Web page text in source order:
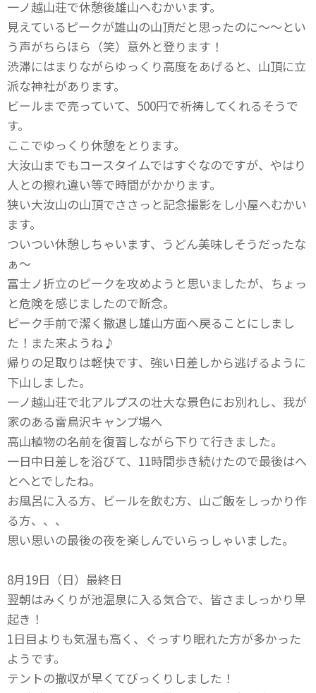
一ノ越山荘で休憩後雄山へむかいます。
見えているピークが雄山の山頂だと思ったのに～～とい
う声がちらほら（笑）意外と登ります！
渋滞にはまりながらゆっくり高度をあげると、山頂に立
派な神社があります。
ビールまで売っていて、500円で祈祷してくれるそうで
す。
ここでゆっくり休憩をとります。
大汝山までもコースタイムではすぐなのですが、やはり
人との擦れ違い等で時間がかかります。
狭い大汝山の山頂でささっと記念撮影をし小屋へむかい
ます。
ついつい休憩しちゃいます、うどん美味しそうだったな
ぁ～
富士ノ折立のピークを攻めようと思いましたが、ちょっ
と危険を感じましたので断念。
ピーク手前で潔く撤退し雄山方面へ戻ることにしまし
た！また来ようね♪
帰りの足取りは軽快です、強い日差しから逃げるように
下山しました。
一ノ越山荘で北アルプスの壮大な景色にお別れし、我が
家のある雷鳥沢キャンプ場へ
高山植物の名前を復習しながら下りて行きました。
一日中日差しを浴びて、11時間歩き続けたので最後はへ
とへとでしたね。
お風呂に入る方、ビールを飲む方、山ご飯をしっかり作
る方、、、
思い思いの最後の夜を楽しんでいらっしゃいました。
8月19日（日）最終日
翌朝はみくりが池温泉に入る気合で、皆さましっかり早
起き！
1日目よりも気温も高く、ぐっすり眠れた方が多かった
ようです。
テントの撤収が早くてびっくりしました！